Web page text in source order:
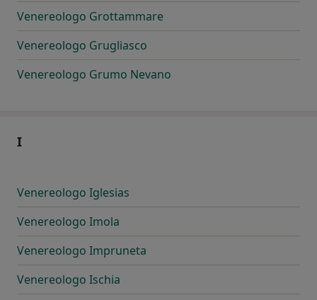
Venereologo Grottammare
Venereologo Grugliasco
Venereologo Grumo Nevano
I
Venereologo Iglesias
Venereologo Imola
Venereologo Impruneta
Venereologo Ischia